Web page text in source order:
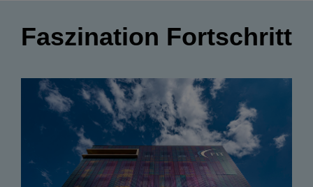
Faszination Fortschritt